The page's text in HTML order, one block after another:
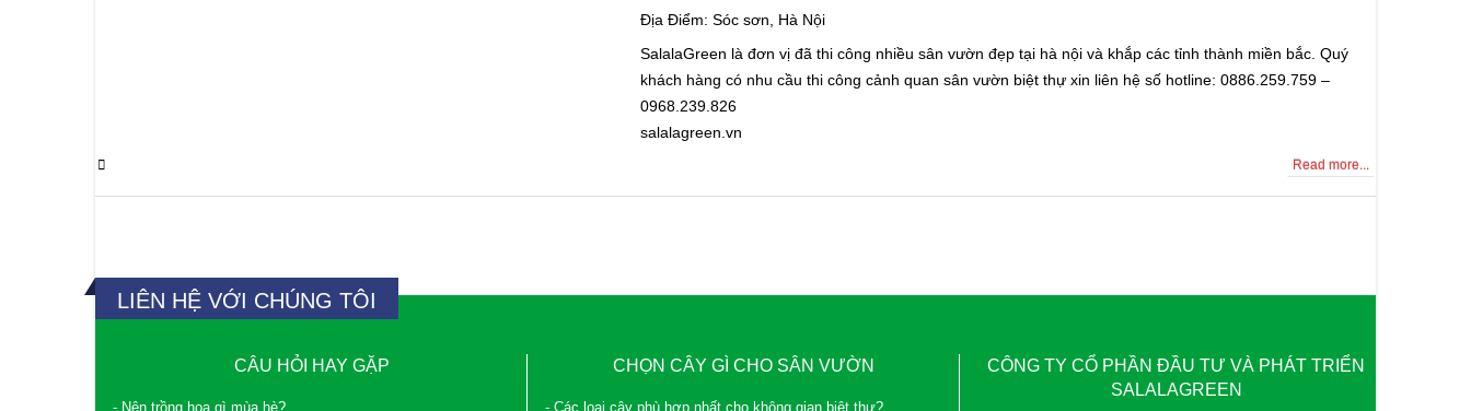
Địa Điểm: Sóc sơn, Hà Nội
SalalaGreen là đơn vị đã thi công nhiều sân vườn đẹp tại hà nội và khắp các tỉnh thành miền bắc. Quý
khách hàng có nhu cầu thi công cảnh quan sân vườn biệt thự xin liên hệ số hotline: 0886.259.759 –
0968.239.826
salalagreen.vn
Read more...
LIÊN HỆ VỚI CHÚNG TÔI
CÂU HỎI HAY GẶP
- Nên trồng hoa gì mùa hè?
CHỌN CÂY GÌ CHO SÂN VƯỜN
- Các loại cây phù hợp nhất cho không gian biệt thự?
CÔNG TY CỔ PHẦN ĐẦU TƯ VÀ PHÁT TRIỂN
SALALAGREEN